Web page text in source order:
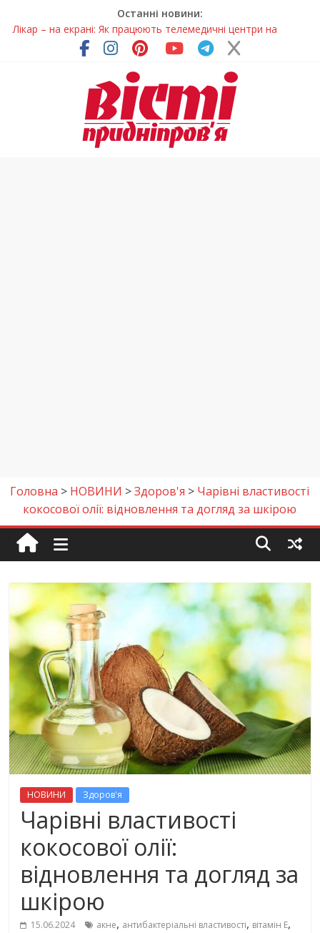
Останні новини:
Лікар – на екрані: Як працюють телемедичні центри на
Дніпропетровщині
У Дніпрі триває масштабна підготовка до опалювального
Пошуки тривають: на Дніпропетровщині досліджують місце
розташування легендарного монастиря (Фото)
Ветерани Дніпропетровщини отримують шанс на власне
Головна > НОВИНИ >Здоров'я > Чарівні властивості
кокосової олії: відновлення та догляд за шкірою
НОВИНИ Здоров'я
Чарівні властивості
кокосової олії:
відновлення та догляд за
шкірою
15.06.2024 акне, антибактеріальні властивості, вітамін Е,